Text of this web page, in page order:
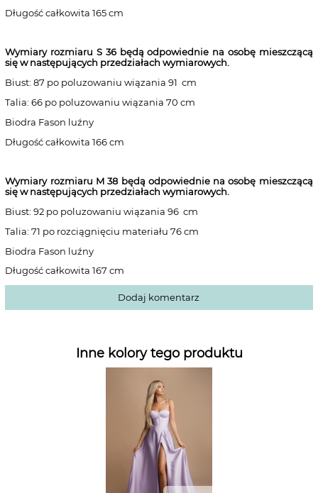
Długość całkowita 165 cm
Wymiary rozmiaru S 36 będą odpowiednie na osobę mieszczącą
się w następujących przedziałach wymiarowych.
Biust: 87 po poluzowaniu wiązania 91 cm
Talia: 66 po poluzowaniu wiązania 70 cm
Biodra Fason luźny
Długość całkowita 166 cm
Wymiary rozmiaru M 38 będą odpowiednie na osobę mieszczącą
się w następujących przedziałach wymiarowych.
Biust: 92 po poluzowaniu wiązania 96 cm
Talia: 71 po rozciągnięciu materiału 76 cm
Biodra Fason luźny
Długość całkowita 167 cm
Dodaj komentarz
Inne kolory tego produktu